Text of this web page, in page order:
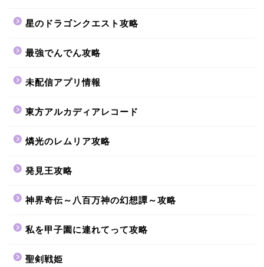
星のドラゴンクエスト攻略
最強でんでん攻略
未配信アプリ情報
東方アルカディアレコード
燐光のレムリア攻略
発見王攻略
神界奇伝～八百万神の幻想譚～攻略
私を甲子園に連れてって攻略
聖剣戦姫